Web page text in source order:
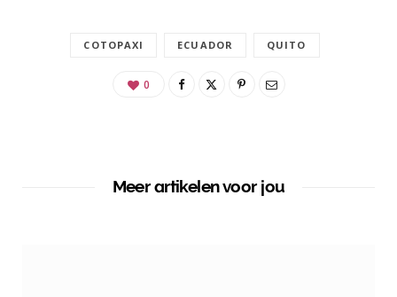
COTOPAXI ECUADOR QUITO
0
Meer artikelen voor jou